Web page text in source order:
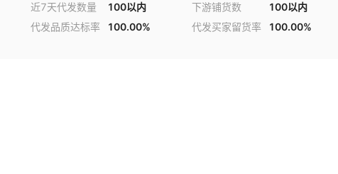
近7天代发数量 100以内 下游铺货数
100以内
代发品质达标率 100.00% 代发买家留货率
100.00%